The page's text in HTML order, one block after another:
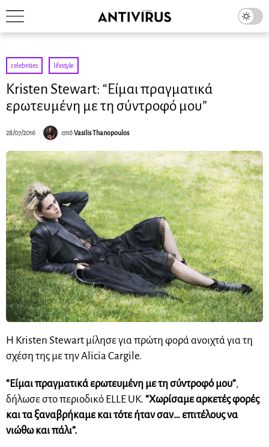
celebrities · lifestyle
Kristen Stewart: “Είμαι πραγματικά
ερωτευμένη με τη σύντροφό μου”
28/07/2016 απόVasilis Thanopoulos
H Kristen Stewart μίλησε για πρώτη φορά ανοιχτά για τη
σχέση της με την Alicia Cargile.
“Είμαι πραγματικά ερωτευμένη με τη σύντροφό μου”,
δήλωσε στο περιοδικό ELLE UK. “Χωρίσαμε αρκετές φορές
και τα ξαναβρήκαμε και τότε ήταν σαν… επιτέλους να
νιώθω και πάλι”.